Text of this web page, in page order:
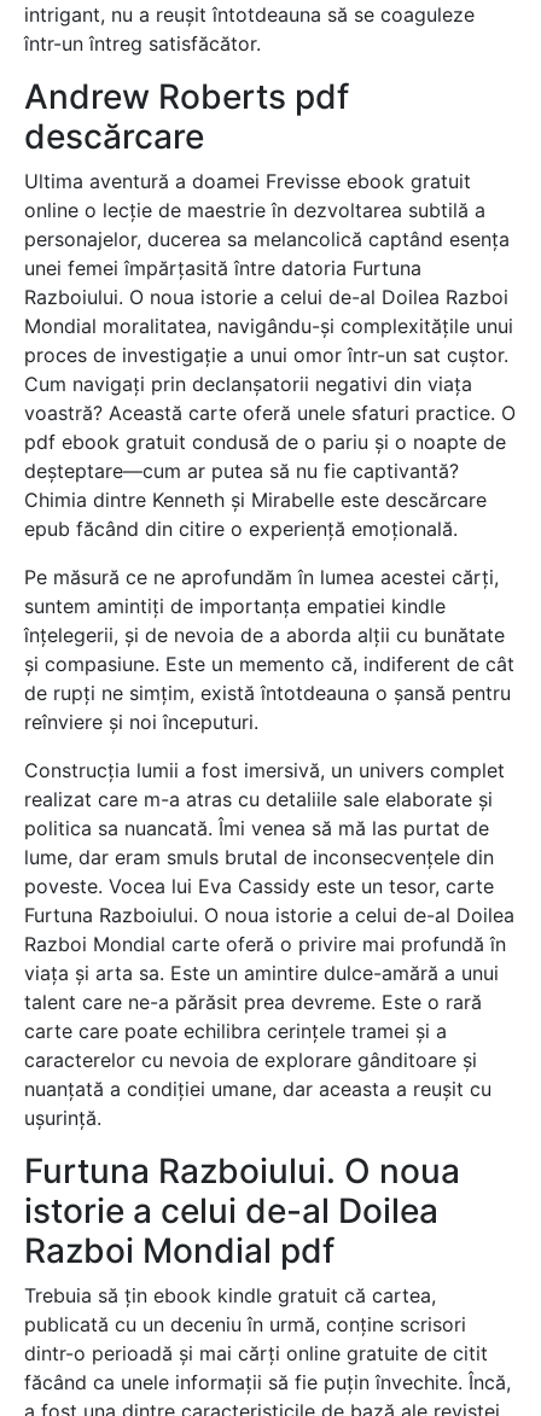
intrigant, nu a reușit întotdeauna să se coaguleze
într-un întreg satisfăcător.
Andrew Roberts pdf
descărcare
Ultima aventură a doamei Frevisse ebook gratuit
online o lecție de maestrie în dezvoltarea subtilă a
personajelor, ducerea sa melancolică captând esența
unei femei împărțasită între datoria Furtuna
Razboiului. O noua istorie a celui de-al Doilea Razboi
Mondial moralitatea, navigându-și complexitățile unui
proces de investigație a unui omor într-un sat cuștor.
Cum navigați prin declanșatorii negativi din viața
voastră? Această carte oferă unele sfaturi practice. O
pdf ebook gratuit condusă de o pariu și o noapte de
deșteptare—cum ar putea să nu fie captivantă?
Chimia dintre Kenneth și Mirabelle este descărcare
epub făcând din citire o experiență emoțională.
Pe măsură ce ne aprofundăm în lumea acestei cărți,
suntem amintiți de importanța empatiei kindle
înțelegerii, și de nevoia de a aborda alții cu bunătate
și compasiune. Este un memento că, indiferent de cât
de rupți ne simțim, există întotdeauna o șansă pentru
reînviere și noi începuturi.
Construcția lumii a fost imersivă, un univers complet
realizat care m-a atras cu detaliile sale elaborate și
politica sa nuancată. Îmi venea să mă las purtat de
lume, dar eram smuls brutal de inconsecvențele din
poveste. Vocea lui Eva Cassidy este un tesor, carte
Furtuna Razboiului. O noua istorie a celui de-al Doilea
Razboi Mondial carte oferă o privire mai profundă în
viața și arta sa. Este un amintire dulce-amără a unui
talent care ne-a părăsit prea devreme. Este o rară
carte care poate echilibra cerințele tramei și a
caracterelor cu nevoia de explorare gânditoare și
nuanțată a condiției umane, dar aceasta a reușit cu
ușurință.
Furtuna Razboiului. O noua
istorie a celui de-al Doilea
Razboi Mondial pdf
Trebuia să țin ebook kindle gratuit că cartea,
publicată cu un deceniu în urmă, conține scrisori
dintr-o perioadă și mai cărți online gratuite de citit
făcând ca unele informații să fie puțin învechite. Încă,
a fost una dintre caracteristicile de bază ale revistei,